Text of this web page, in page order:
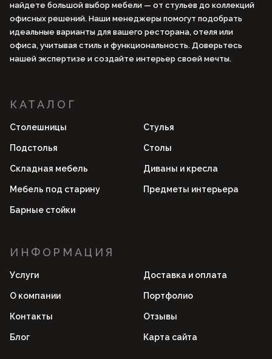
найдете большой выбор мебели — от стульев до коллекций
офисных решений. Наши менеджеры помогут подобрать
идеальные варианты для вашего ресторана, отеля или
офиса, учитывая стиль и функциональность. Доверьтесь
нашей экспертизе и создайте интерьер своей мечты.
КАТАЛОГ
Столешницы Стулья
Подстолья Столы
Складная мебель Диваны и кресла
Мебель под старину Предметы интерьера
Барные стойки
ИНФОРМАЦИЯ
Услуги Доставка и оплата
О компании Портфолио
Контакты Отзывы
Блог Карта сайта